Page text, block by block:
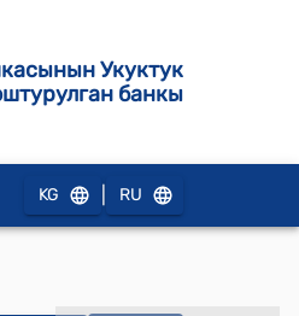
Укуктук
банкы
KG RU